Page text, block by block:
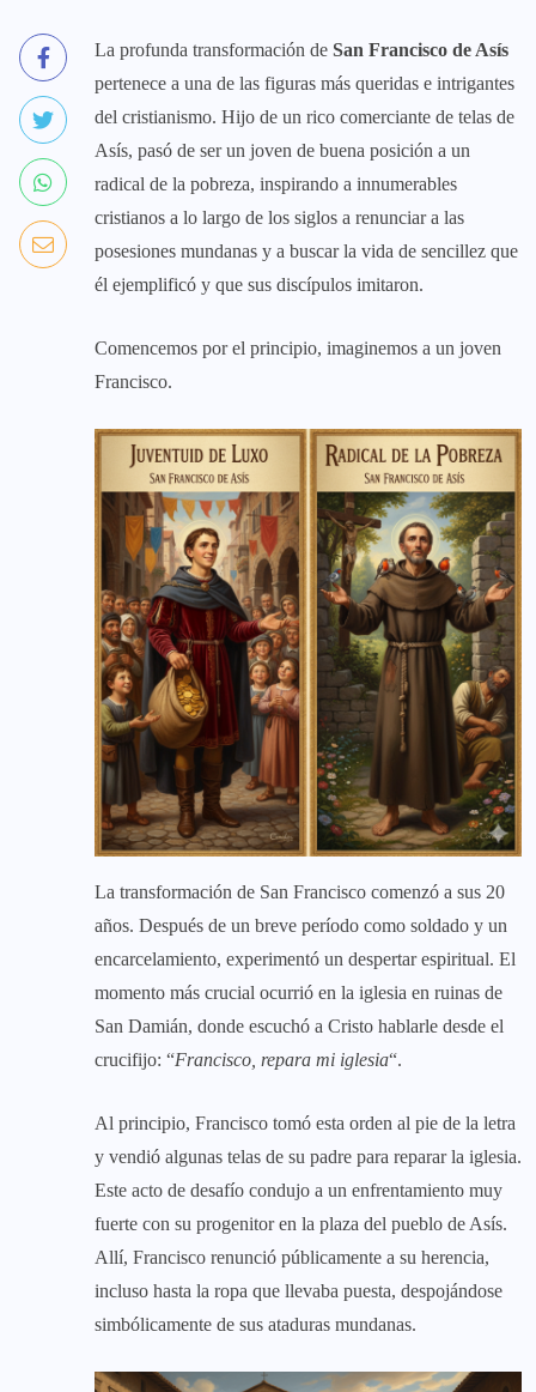
La profunda transformación de San Francisco de Asís
pertenece a una de las figuras más queridas e intrigantes
del cristianismo. Hijo de un rico comerciante de telas de
Asís, pasó de ser un joven de buena posición a un
radical de la pobreza, inspirando a innumerables
cristianos a lo largo de los siglos a renunciar a las
posesiones mundanas y a buscar la vida de sencillez que
él ejemplificó y que sus discípulos imitaron.
Comencemos por el principio, imaginemos a un joven
Francisco.
La transformación de San Francisco comenzó a sus 20
años. Después de un breve período como soldado y un
encarcelamiento, experimentó un despertar espiritual. El
momento más crucial ocurrió en la iglesia en ruinas de
San Damián, donde escuchó a Cristo hablarle desde el
crucifijo: “Francisco, repara mi iglesia“.
Al principio, Francisco tomó esta orden al pie de la letra
y vendió algunas telas de su padre para reparar la iglesia.
Este acto de desafío condujo a un enfrentamiento muy
fuerte con su progenitor en la plaza del pueblo de Asís.
Allí, Francisco renunció públicamente a su herencia,
incluso hasta la ropa que llevaba puesta, despojándose
simbólicamente de sus ataduras mundanas.